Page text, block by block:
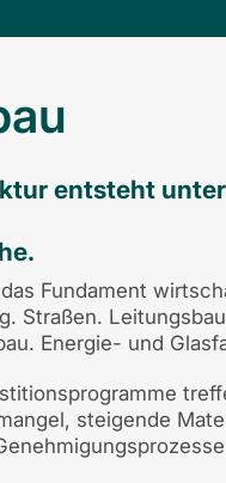
entsteht
Fundament
Straßen.
Energie- und
steigende